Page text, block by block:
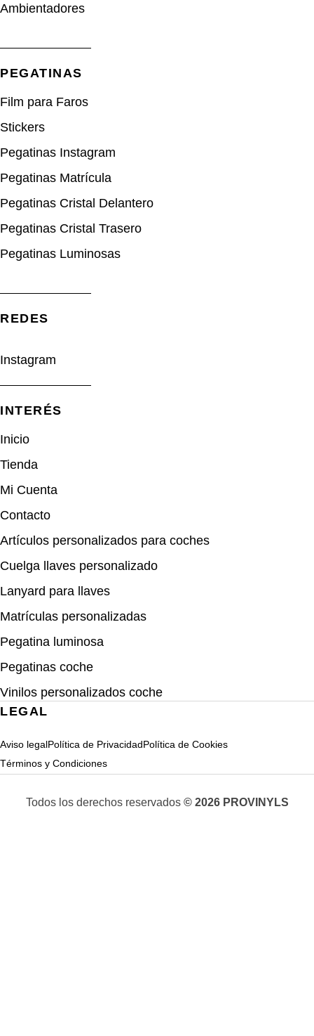
Ambientadores
PEGATINAS
Film para Faros
Stickers
Pegatinas Instagram
Pegatinas Matrícula
Pegatinas Cristal Delantero
Pegatinas Cristal Trasero
Pegatinas Luminosas
REDES​
Instagram
INTERÉS
Inicio
Tienda
Mi Cuenta
Contacto
Artículos personalizados para coches
Cuelga llaves personalizado
Lanyard para llaves
Matrículas personalizadas
Pegatina luminosa
Pegatinas coche
Vinilos personalizados coche
LEGAL
Aviso legalPolítica de PrivacidadPolítica de Cookies
Términos y Condiciones
Todos los derechos reservados © 2026 PROVINYLS